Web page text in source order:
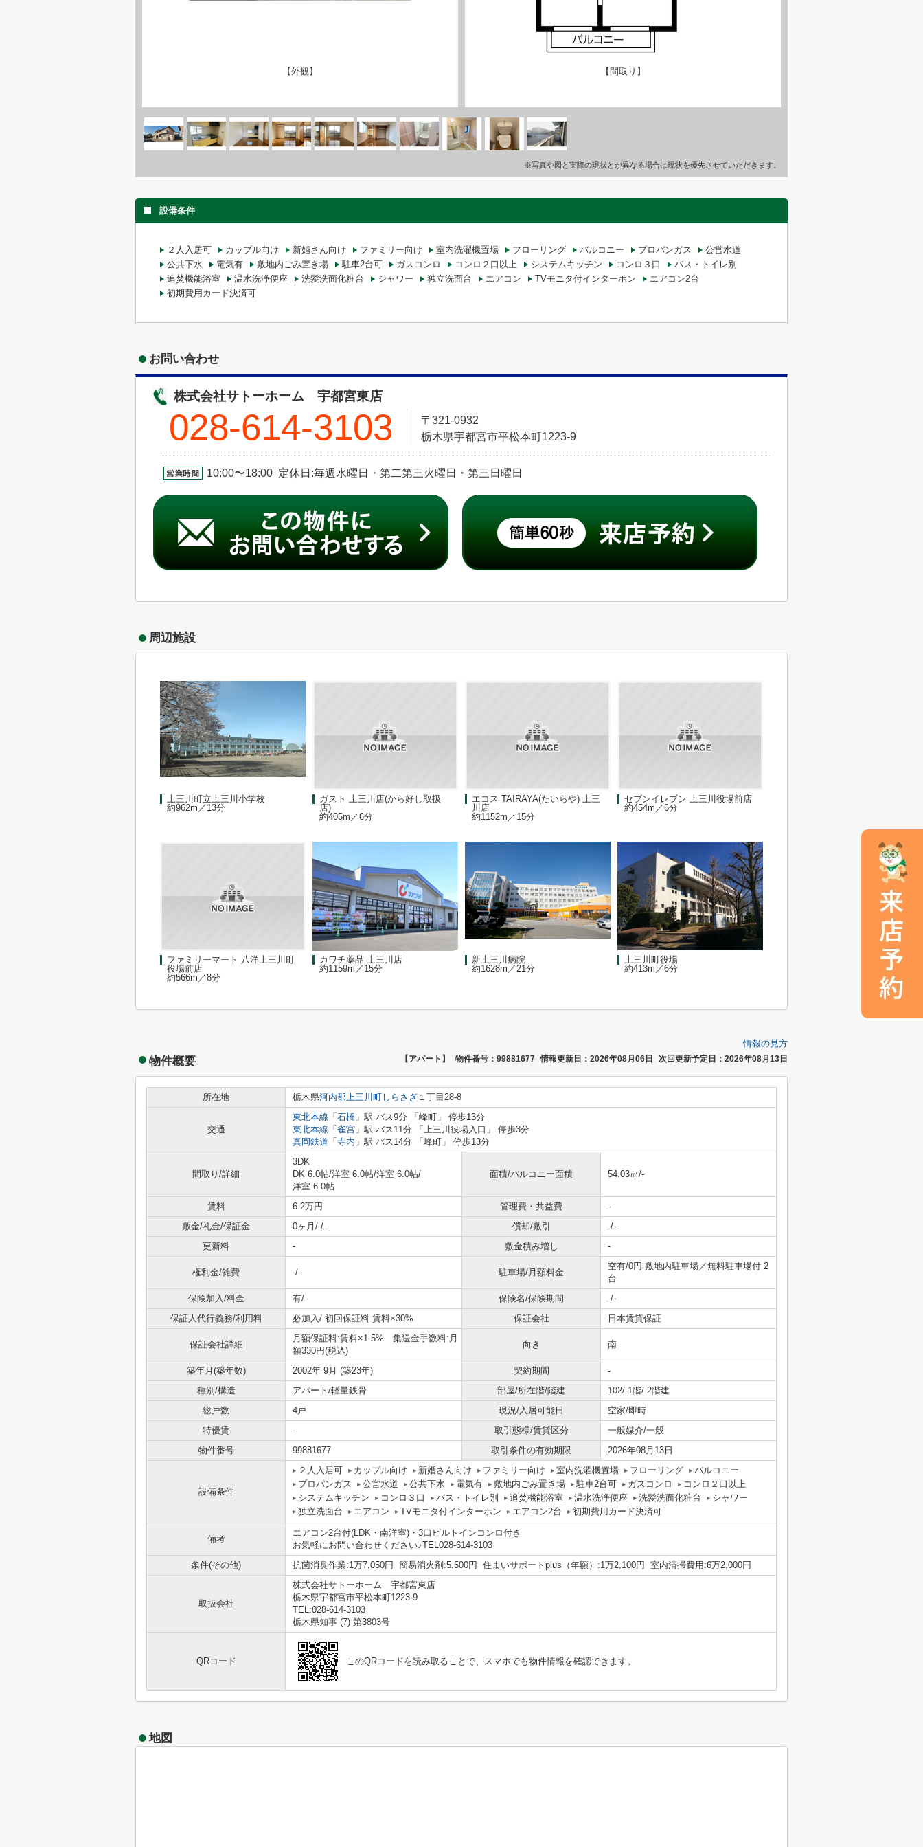
【外観】 【間取り】
※写真や図と実際の現状とが異なる場合は現状を優先させていただきます。
設備条件
２人入居可 カップル向け 新婚さん向け ファミリー向け 室内洗濯機置場 フローリング バルコニー プロパンガス
公営水道
公共下水
電気有 敷地内ごみ置き場 駐車2台可 ガスコンロ コンロ２口以上 システムキッチン コンロ３口
バス・トイレ別
追焚機能浴室
温水洗浄便座 洗髪洗面化粧台 シャワー 独立洗面台 エアコン TVモニタ付インターホン
エアコン2台
初期費用カード決済可
お問い合わせ
株式会社サトーホーム 宇都宮東店
028-614-3103
〒321-0932
栃木県宇都宮市平松本町1223-9
10:00〜18:00 定休日:毎週水曜日・第二第三火曜日・第三日曜日
周辺施設
上三川町立上三川小学校
約962m／13分
ガスト 上三川店(から好し取扱
店)
約405m／6分
エコス TAIRAYA(たいらや) 上三
川店
約1152m／15分
セブンイレブン 上三川役場前店
約454m／6分
ファミリーマート 八洋上三川町
役場前店
約566m／8分
カワチ薬品 上三川店
約1159m／15分
新上三川病院
約1628m／21分
上三川町役場
約413m／6分
情報の見方
物件概要 【アパート】 物件番号：99881677 情報更新日：2026年08月06日 次回更新予定日：2026年08月13日
所在地 栃木県河内郡上三川町しらさぎ １丁目28-8
交通
東北本線 「 石橋 」駅 バス9分 「峰町」 停歩13分
東北本線 「 雀宮 」駅 バス11分 「上三川役場入口」 停歩3分
真岡鉄道 「 寺内 」駅 バス14分 「峰町」 停歩13分
間取り/詳細
3DK
DK 6.0帖/洋室 6.0帖/洋室 6.0帖/
洋室 6.0帖
面積/バルコニー面積 54.03㎡/-
賃料 6.2万円 管理費・共益費
-
敷金/礼金/保証金
0ヶ月/-/- 償却/敷引
-/-
更新料
- 敷金積み増し -
権利金/雑費 -/- 駐車場/月額料金
空有/0円 敷地内駐車場／無料駐車場付 2
台
保険加入/料金
有/- 保険名/保険期間
-/-
保証人代行義務/利用料
必加入/ 初回保証料:賃料×30% 保証会社 日本賃貸保証
保証会社詳細
月額保証料:賃料×1.5% 集送金手数料:月
額330円(税込)
向き 南
築年月(築年数) 2002年 9月 (築23年) 契約期間
-
種別/構造
アパート/軽量鉄骨 部屋/所在階/階建
102/ 1階/ 2階建
総戸数
4戸 現況/入居可能日
空家/即時
特優賃
- 取引態様/賃貸区分
一般媒介/一般
物件番号
99881677 取引条件の有効期限 2026年08月13日
設備条件
２人入居可 カップル向け 新婚さん向け ファミリー向け 室内洗濯機置場 フローリング
バルコニー
プロパンガス
公営水道 公共下水 電気有 敷地内ごみ置き場 駐車2台可 ガスコンロ
コンロ２口以上
システムキッチン
コンロ３口 バス・トイレ別 追焚機能浴室 温水洗浄便座 洗髪洗面化粧台
シャワー
独立洗面台
エアコン TVモニタ付インターホン エアコン2台 初期費用カード決済可
備考
エアコン2台付(LDK・南洋室)・3口ビルトインコンロ付き
お気軽にお問い合わせください♪TEL028-614-3103
条件(その他)
抗菌消臭作業:1万7,050円 簡易消火剤:5,500円 住まいサポートplus（年額）:1万2,100円 室内清掃費用:6万2,000円
取扱会社
株式会社サトーホーム 宇都宮東店
栃木県宇都宮市平松本町1223-9
TEL:028-614-3103
栃木県知事 (7) 第3803号
QRコード このQRコードを読み取ることで、スマホでも物件情報を確認できます。
地図